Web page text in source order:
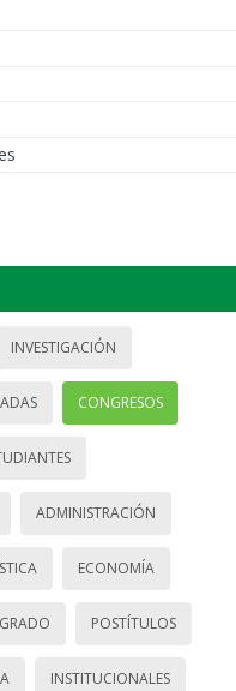
INVESTIGACIÓN
CONGRESOS
ADMINISTRACIÓN
ECONOMÍA
POSTÍTULOS
INSTITUCIONALES